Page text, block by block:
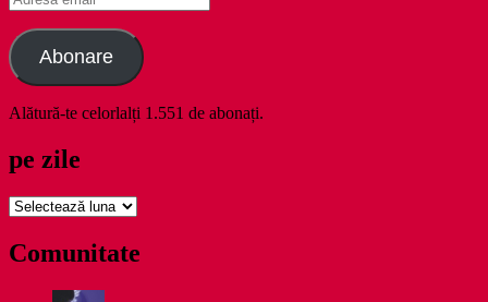
email
Abonare
Alătură-te celorlalți 1.551 de abonați.
pe zile
pe
Comunitate